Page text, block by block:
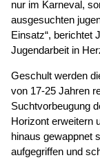
nur im Karneval,
ausgesuchten
Einsatz“, berichtet
Jugendarbeit in
Geschult werden
von 17-25 Jahren
Suchtvorbeugung
Horizont erweitern
hinaus gewappnet
aufgegriffen und